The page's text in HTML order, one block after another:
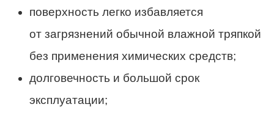
поверхность легко избавляется
от загрязнений обычной влажной тряпкой
без применения химических средств;
долговечность и большой срок
эксплуатации;